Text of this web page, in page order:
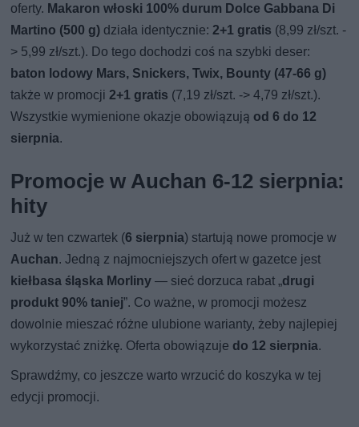
oferty. Makaron włoski 100% durum Dolce Gabbana Di
Martino (500 g) działa identycznie:2+1 gratis (8,99 zł/szt. -
> 5,99 zł/szt.). Do tego dochodzi coś na szybki deser:
baton lodowy Mars, Snickers, Twix, Bounty (47-66 g)
także w promocji2+1 gratis (7,19 zł/szt. -> 4,79 zł/szt.).
Wszystkie wymienione okazje obowiązują od 6 do 12
sierpnia.
Promocje w Auchan 6-12 sierpnia:
hity
Już w ten czwartek (6 sierpnia) startują nowe promocje w
Auchan. Jedną z najmocniejszych ofert w gazetce jest
kiełbasa śląska Morliny — sieć dorzuca rabat „drugi
produkt 90% taniej”. Co ważne, w promocji możesz
dowolnie mieszać różne ulubione warianty, żeby najlepiej
wykorzystać zniżkę. Oferta obowiązuje do 12 sierpnia.
Sprawdźmy, co jeszcze warto wrzucić do koszyka w tej
edycji promocji.